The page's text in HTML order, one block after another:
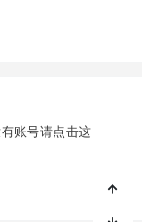
账号请点击这